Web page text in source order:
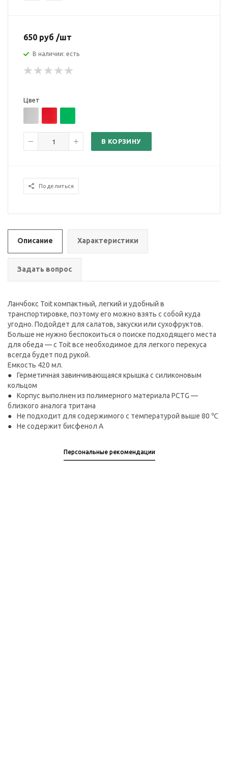
650 руб /шт
В наличии: есть
Цвет
В КОРЗИНУ
Поделиться
Описание Характеристики
Задать вопрос
Ланчбокс Toit компактный, легкий и удобный в
транспортировке, поэтому его можно взять с собой куда
угодно. Подойдет для салатов, закуски или сухофруктов.
Больше не нужно беспокоиться о поиске подходящего места
для обеда — с Toit все необходимое для легкого перекуса
всегда будет под рукой.
Емкость 420 мл.
Герметичная завинчивающаяся крышка с силиконовым
кольцом
Корпус выполнен из полимерного материала PCTG —
близкого аналога тритана
Не подходит для содержимого с температурой выше 80 ℃
Не содержит бисфенол А
Персональные рекомендации